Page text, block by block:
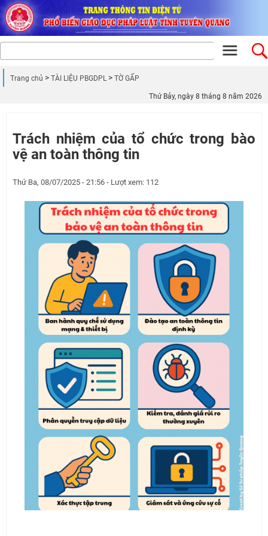
Trang chủ TÀI LIỆU PBGDPL TỜ GẤP
Thứ Bảy, ngày 8 tháng 8 năm 2026
Trách nhiệm của tổ chức trong bào
vệ an toàn thông tin
Thứ Ba, 08/07/2025 - 21:56 - Lượt xem: 112